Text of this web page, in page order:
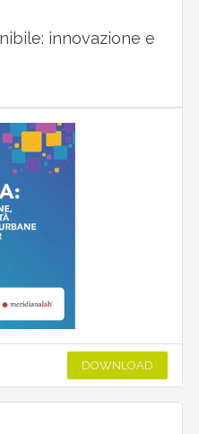
innovazione e
DOWNLOAD